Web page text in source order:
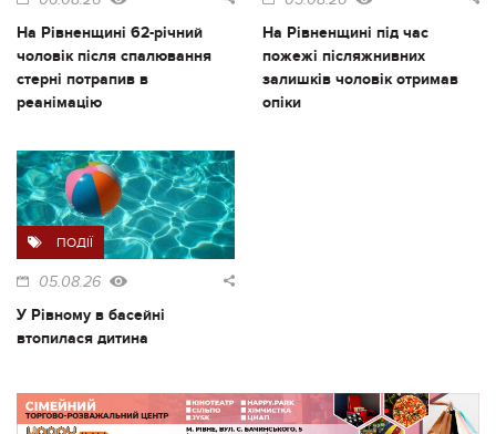
На Рівненщині 62-річний
чоловік після спалювання
стерні потрапив в
реанімацію
На Рівненщині під час
пожежі післяжнивних
залишків чоловік отримав
опіки
ПОДІЇ
05.08.26
У Рівному в басейні
втопилася дитина